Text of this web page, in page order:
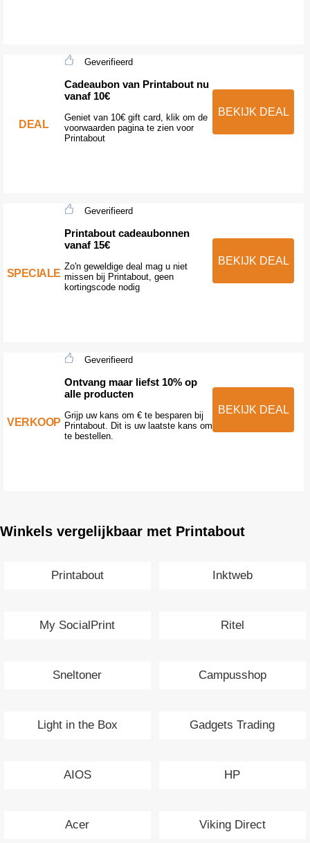
DEAL
Geverifieerd
Cadeaubon van Printabout nu
vanaf 10€
Geniet van 10€ gift card, klik om de
voorwaarden pagina te zien voor
Printabout
BEKIJK DEAL
SPECIALE
Geverifieerd
Printabout cadeaubonnen
vanaf 15€
Zo'n geweldige deal mag u niet
missen bij Printabout, geen
kortingscode nodig
BEKIJK DEAL
VERKOOP
Geverifieerd
Ontvang maar liefst 10% op
alle producten
Grijp uw kans om € te besparen bij
Printabout. Dit is uw laatste kans om
te bestellen.
BEKIJK DEAL
Winkels vergelijkbaar met Printabout
Printabout Inktweb
My SocialPrint Ritel
Sneltoner Campusshop
Light in the Box Gadgets Trading
AIOS HP
Acer Viking Direct